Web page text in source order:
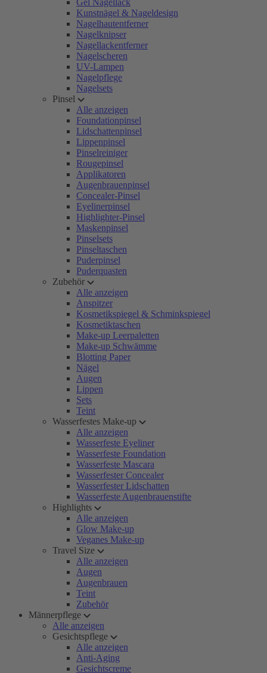
Gel Nagellack
Kunstnägel & Nageldesign
Nagelhautentferner
Nagelknipser
Nagellackentferner
Nagelscheren
UV-Lampen
Nagelpflege
Nagelsets
Pinsel
Alle anzeigen
Foundationpinsel
Lidschattenpinsel
Lippenpinsel
Pinselreiniger
Rougepinsel
Applikatoren
Augenbrauenpinsel
Concealer-Pinsel
Eyelinerpinsel
Highlighter-Pinsel
Maskenpinsel
Pinselsets
Pinseltaschen
Puderpinsel
Puderquasten
Zubehör
Alle anzeigen
Anspitzer
Kosmetikspiegel & Schminkspiegel
Kosmetiktaschen
Make-up Leerpaletten
Make-up Schwämme
Blotting Paper
Nägel
Augen
Lippen
Sets
Teint
Wasserfestes Make-up
Alle anzeigen
Wasserfeste Eyeliner
Wasserfeste Foundation
Wasserfeste Mascara
Wasserfester Concealer
Wasserfester Lidschatten
Wasserfeste Augenbrauenstifte
Highlights
Alle anzeigen
Glow Make-up
Veganes Make-up
Travel Size
Alle anzeigen
Augen
Augenbrauen
Teint
Zubehör
Männerpflege
Alle anzeigen
Gesichtspflege
Alle anzeigen
Anti-Aging
Gesichtscreme